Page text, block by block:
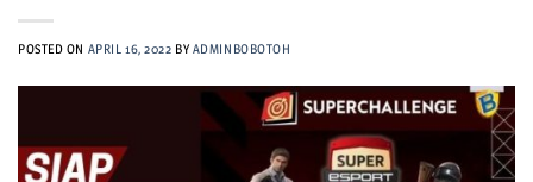
POSTED ON APRIL 16, 2022 BY ADMINBOBOTOH